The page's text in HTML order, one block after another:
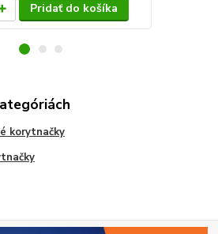
Pridať do košíka
korytnačky